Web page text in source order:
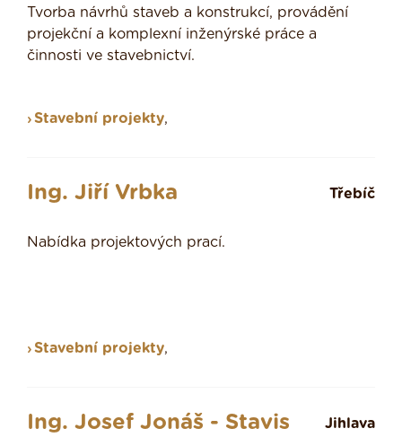
Tvorba návrhů staveb a konstrukcí, provádění
projekční a komplexní inženýrské práce a
činnosti ve stavebnictví.
Stavební projekty,
Ing. Jiří Vrbka Třebíč
Nabídka projektových prací.
Stavební projekty,
Ing. Josef Jonáš - Stavis Jihlava